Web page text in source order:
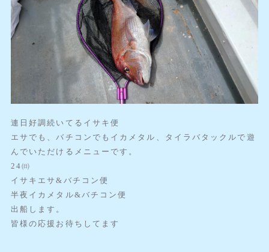
連日好調続いてるイサキ便
エサでも、バチコンでもイカメタル、タイラバタックルで遊
んでいただけるメニューです。
24㈰
イサキエサ&バチコン便
半夜イカメタル&バチコン便
出船します。
皆様の応援お待ちしてます